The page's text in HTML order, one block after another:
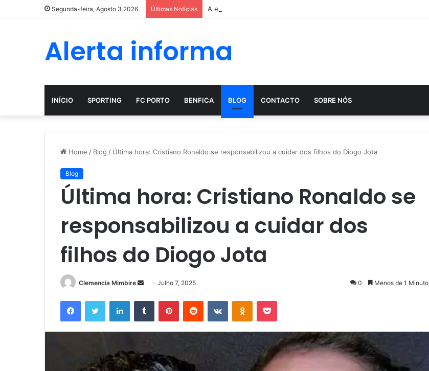
Segunda-feira, Agosto 3 2026 Últimas Notícias A evolução histórica das apostas ao longo dos séculos
Alerta informa
INÍCIO SPORTING FC PORTO BENFICA BLOG CONTACTO SOBRE NÓS
Home / Blog / Última hora: Cristiano Ronaldo se responsabilizou a cuidar dos filhos do Diogo Jota
Blog
Última hora: Cristiano Ronaldo se
responsabilizou a cuidar dos
filhos do Diogo Jota
Clemencia Mimbire
Send
email
Julho 7, 2025 0 Menos de 1 Minuto
FacebookTwitter LinkedInTumblr PinterestReddit VKontakteOdnoklassniki
Pocket